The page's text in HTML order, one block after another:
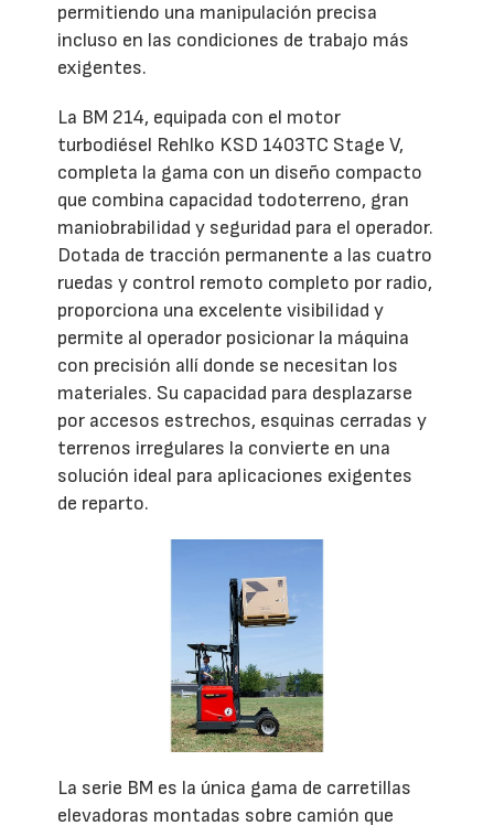
permitiendo una manipulación precisa
incluso en las condiciones de trabajo más
exigentes.
La BM 214, equipada con el motor
turbodiésel Rehlko KSD 1403TC Stage V,
completa la gama con un diseño compacto
que combina capacidad todoterreno, gran
maniobrabilidad y seguridad para el operador.
Dotada de tracción permanente a las cuatro
ruedas y control remoto completo por radio,
proporciona una excelente visibilidad y
permite al operador posicionar la máquina
con precisión allí donde se necesitan los
materiales. Su capacidad para desplazarse
por accesos estrechos, esquinas cerradas y
terrenos irregulares la convierte en una
solución ideal para aplicaciones exigentes
de reparto.
La serie BM es la única gama de carretillas
elevadoras montadas sobre camión que